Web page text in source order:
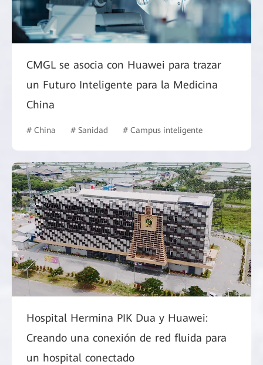
CMGL se asocia con Huawei para trazar
un Futuro Inteligente para la Medicina
China
# China # Sanidad # Campus inteligente
Hospital Hermina PIK Dua y Huawei:
Creando una conexión de red fluida para
un hospital conectado